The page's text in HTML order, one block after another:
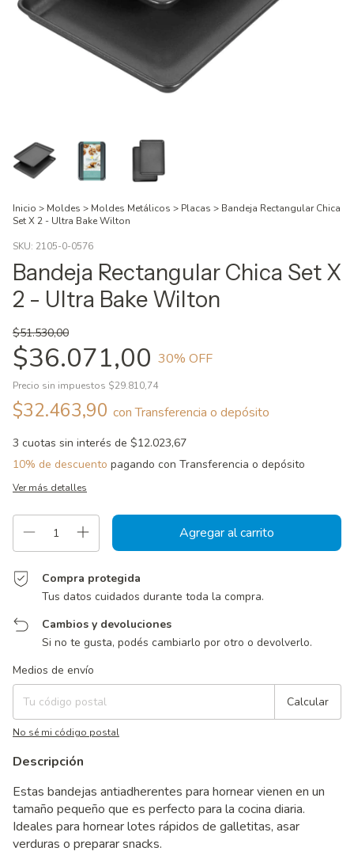
Inicio > Moldes > Moldes Metálicos > Placas > Bandeja Rectangular Chica
Set X 2 - Ultra Bake Wilton
SKU: 2105-0-0576
Bandeja Rectangular Chica Set X
2 - Ultra Bake Wilton
$51.530,00
$36.071,00 30% OFF
Precio sin impuestos $29.810,74
$32.463,90 con Transferencia o depósito
3 cuotas sin interés de $12.023,67
10% de descuento pagando con Transferencia o depósito
Ver más detalles
Compra protegida
Tus datos cuidados durante toda la compra.
Cambios y devoluciones
Si no te gusta, podés cambiarlo por otro o devolverlo.
Entregas para el CP:
Medios de envío
Calcular
No sé mi código postal
Descripción
Estas bandejas antiadherentes para hornear vienen en un
tamaño pequeño que es perfecto para la cocina diaria.
Ideales para hornear lotes rápidos de galletitas, asar
verduras o preparar snacks.